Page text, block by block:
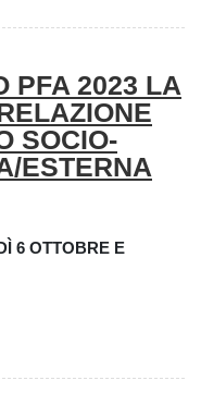
PFA 2023 LA
SOCIO-
ESTERNA
6 OTTOBRE E